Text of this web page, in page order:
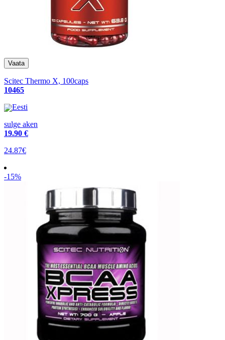
Scitec Thermo X, 100caps
10465
Eesti
sulge aken
19.90 €
24.87€
-15%